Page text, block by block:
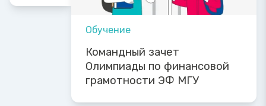
Обучение
Командный зачет
Олимпиады по финансовой
грамотности ЭФ МГУ